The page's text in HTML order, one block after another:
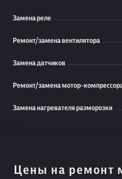
Замена реле
Ремонт/замена вентилятора
Замена датчиков
Ремонт/замена мотор-
Замена нагревателя разморозки
Цены на ремонт